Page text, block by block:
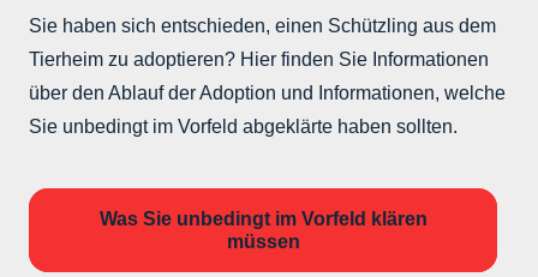
Sie haben sich entschieden, einen Schützling aus dem
Tierheim zu adoptieren? Hier finden Sie Informationen
über den Ablauf der Adoption und Informationen, welche
Sie unbedingt im Vorfeld abgeklärte haben sollten.
Was Sie unbedingt im Vorfeld klären
müssen